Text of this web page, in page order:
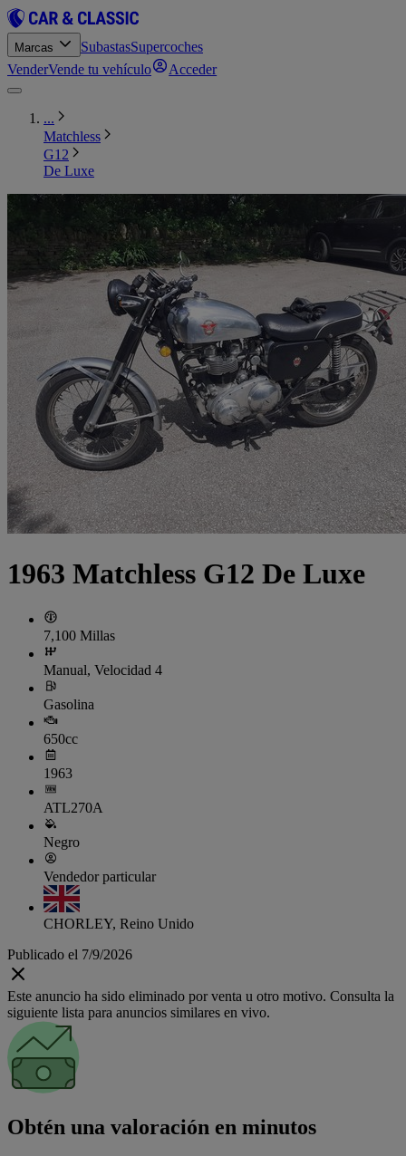
Marcas SubastasSupercoches
VenderVende tu vehículo Acceder
...
Matchless
G12
De Luxe
1963 Matchless G12 De Luxe
7,100 Millas
Manual, Velocidad 4
Gasolina
650cc
1963
ATL270A
Negro
Vendedor particular
CHORLEY, Reino Unido
Publicado el 7/9/2026
Este anuncio ha sido eliminado por venta u otro motivo. Consulta la
siguiente lista para anuncios similares en vivo.
Obtén una valoración en minutos